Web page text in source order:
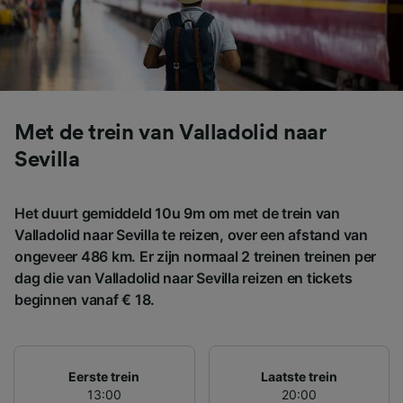
Met de trein van Valladolid naar
Sevilla
Het duurt gemiddeld 10u 9m om met de trein van
Valladolid naar Sevilla te reizen, over een afstand van
ongeveer 486 km. Er zijn normaal 2 treinen treinen per
dag die van Valladolid naar Sevilla reizen en tickets
beginnen vanaf € 18.
Eerste trein
13:00
Laatste trein
20:00
pagina met onze privacyverklaring. Deze
keuzes worden aan onze partners
doorgegeven en hebben geen invloed op
browsegegevens. Je gegevens worden niet
gevraagd om je niet te volgen.
Wij en onze partners verwerken gegevens
Precieze geolocatiegegevens gebruiken. De
apparaatkenmerken actief scannen ter
identificatie. Informatie op een apparaat
opslaan en/of openen. Gepersonaliseerde
advertenties en content, advertentie- en
contentmetingen, doelgroepenonderzoek en
Partnerlijst (derden)